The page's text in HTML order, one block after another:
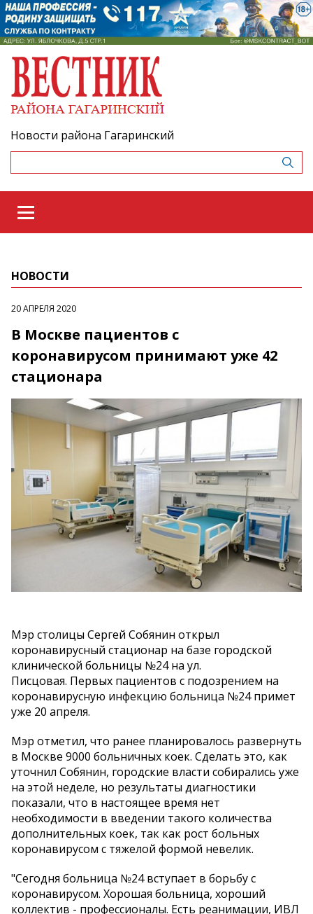
Новости района Гагаринский
НОВОСТИ
20 АПРЕЛЯ 2020
В Москве пациентов с
коронавирусом принимают уже 42
стационара
Мэр столицы Сергей Собянин открыл
коронавирусный стационар на базе городской
клинической больницы №24 на ул.
Писцовая. Первых пациентов с подозрением на
коронавирусную инфекцию больница №24 примет
уже 20 апреля.
Мэр отметил, что ранее планировалось развернуть
в Москве 9000 больничных коек. Сделать это, как
уточнил Собянин, городские власти собирались уже
на этой неделе, но результаты диагностики
показали, что в настоящее время нет
необходимости в введении такого количества
дополнительных коек, так как рост больных
коронавирусом с тяжелой формой невелик.
"Сегодня больница №24 вступает в борьбу с
коронавирусом. Хорошая больница, хороший
коллектив - профессионалы. Есть реанимации, ИВЛ